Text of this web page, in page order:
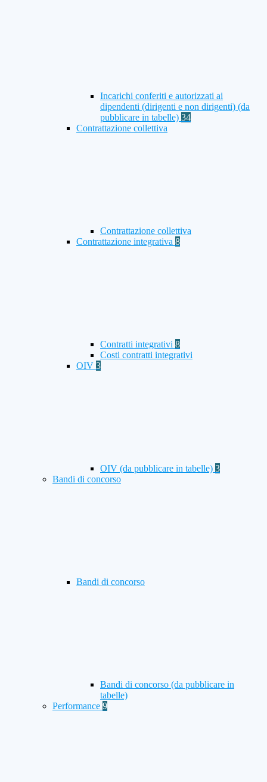
Incarichi conferiti e autorizzati ai
dipendenti (dirigenti e non dirigenti) (da
pubblicare in tabelle) 34
Contrattazione collettiva
Contrattazione collettiva
Contrattazione integrativa 8
Contratti integrativi 8
Costi contratti integrativi
OIV 3
OIV (da pubblicare in tabelle) 3
Bandi di concorso
Bandi di concorso
Bandi di concorso (da pubblicare in
tabelle)
Performance 9